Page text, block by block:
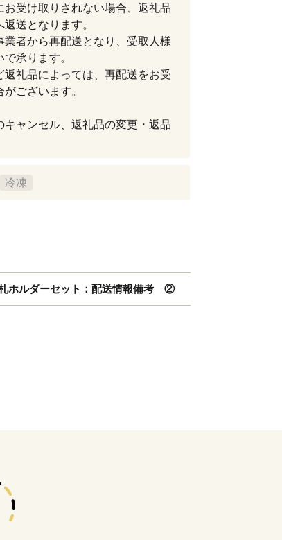
受け取りされない場合、返礼品
送となります。
業者から再配送となり、受取人様
承ります。
返礼品によっては、再配送をお受
ございます。
ャンセル、返礼品の変更・返品
冷凍
札ホルダーセット：配送情報備考 ②